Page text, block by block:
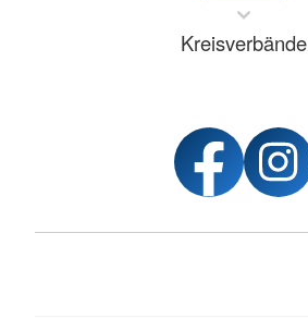
Kreisverbände